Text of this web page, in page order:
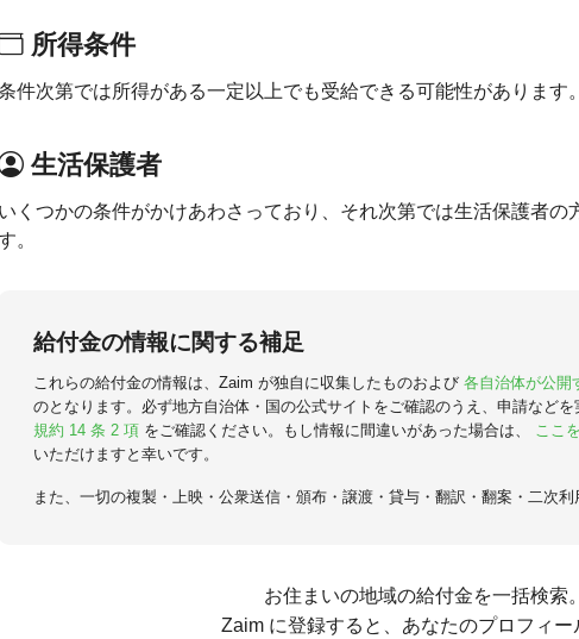
所得条件
件次第では所得がある一定以上でも受給できる可能性があります。
生活保護者
いくつかの条件がかけあわさっており、それ次第では生活保護者の
。
給付金の情報に関する補足
これらの給付金の情報は、Zaim が独自に収集したものおよび 各自治体が公開
のとなります。必ず地方自治体・国の公式サイトをご確認のうえ、申請など
規約 14 条 2 項 をご確認ください。もし情報に間違いがあった場合は、 ここ
いただけますと幸いです。
また、一切の複製・上映・公衆送信・頒布・譲渡・貸与・翻訳・翻案・二次利
お住まいの地域の給付金を一括検索。
Zaim に登録すると、あなたのプロフィー